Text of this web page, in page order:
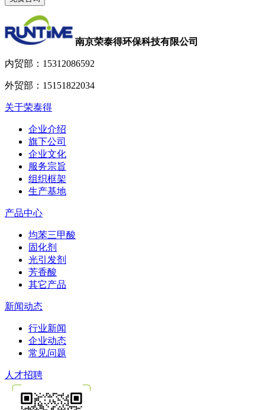
南京荣泰得环保科技有限公司
内贸部： 15312086592
外贸部： 15151822034
关于荣泰得
企业介绍
旗下公司
企业文化
服务宗旨
组织框架
生产基地
产品中心
均苯三甲酸
固化剂
光引发剂
芳香酸
其它产品
新闻动态
行业新闻
企业动态
常见问题
人才招聘